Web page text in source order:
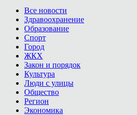
Все новости
Здравоохранение
Образование
Спорт
Город
ЖКХ
Закон и порядок
Культура
Люди с улицы
Общество
Регион
Экономика